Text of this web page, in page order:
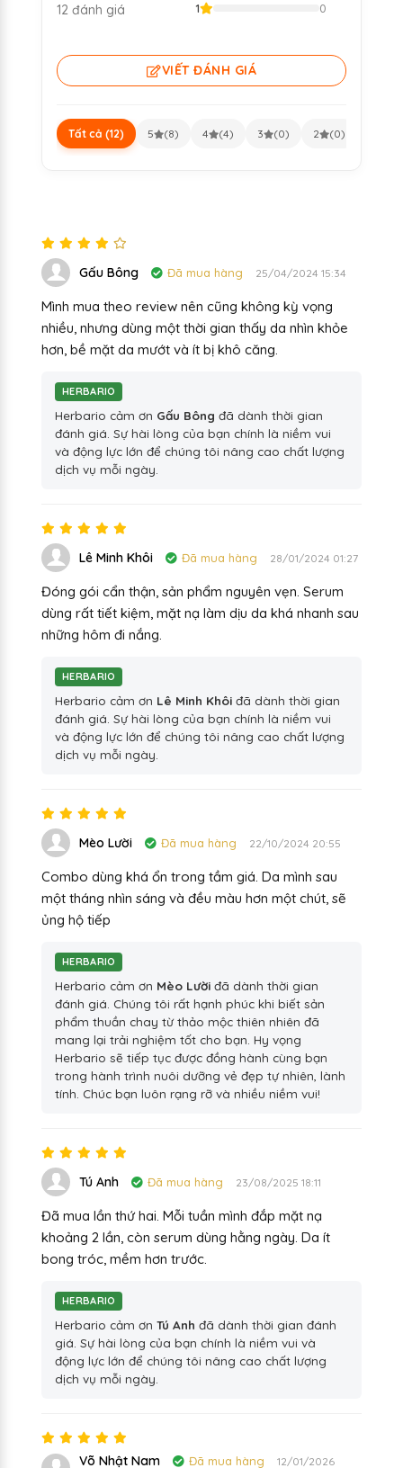
12 đánh giá
1
0
VIẾT ĐÁNH GIÁ
Tất cả (12) 5 (8) 4 (4) 3 (0) 2 (0)
Gấu Bông Đã mua hàng 25/04/2024 15:34
Mình mua theo review nên cũng không kỳ vọng
nhiều, nhưng dùng một thời gian thấy da nhìn khỏe
hơn, bề mặt da mướt và ít bị khô căng.
HERBARIO
Herbario cảm ơn Gấu Bông đã dành thời gian
đánh giá. Sự hài lòng của bạn chính là niềm vui
và động lực lớn để chúng tôi nâng cao chất lượng
dịch vụ mỗi ngày.
Lê Minh Khôi Đã mua hàng 28/01/2024 01:27
Đóng gói cẩn thận, sản phẩm nguyên vẹn. Serum
dùng rất tiết kiệm, mặt nạ làm dịu da khá nhanh sau
những hôm đi nắng.
HERBARIO
Herbario cảm ơn Lê Minh Khôi đã dành thời gian
đánh giá. Sự hài lòng của bạn chính là niềm vui
và động lực lớn để chúng tôi nâng cao chất lượng
dịch vụ mỗi ngày.
Mèo Lười Đã mua hàng 22/10/2024 20:55
Combo dùng khá ổn trong tầm giá. Da mình sau
một tháng nhìn sáng và đều màu hơn một chút, sẽ
ủng hộ tiếp
HERBARIO
Herbario cảm ơn Mèo Lười đã dành thời gian
đánh giá. Chúng tôi rất hạnh phúc khi biết sản
phẩm thuần chay từ thảo mộc thiên nhiên đã
mang lại trải nghiệm tốt cho bạn. Hy vọng
Herbario sẽ tiếp tục được đồng hành cùng bạn
trong hành trình nuôi dưỡng vẻ đẹp tự nhiên, lành
tính. Chúc bạn luôn rạng rỡ và nhiều niềm vui!
Tú Anh Đã mua hàng 23/08/2025 18:11
Đã mua lần thứ hai. Mỗi tuần mình đắp mặt nạ
khoảng 2 lần, còn serum dùng hằng ngày. Da ít
bong tróc, mềm hơn trước.
HERBARIO
Herbario cảm ơn Tú Anh đã dành thời gian đánh
giá. Sự hài lòng của bạn chính là niềm vui và
động lực lớn để chúng tôi nâng cao chất lượng
dịch vụ mỗi ngày.
Võ Nhật Nam Đã mua hàng 12/01/2026